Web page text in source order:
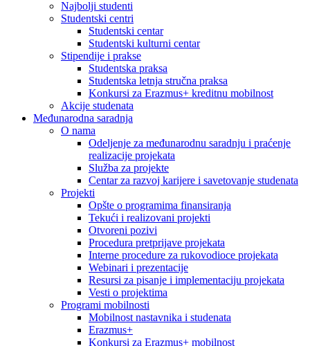
Najbolji studenti
Studentski centri
Studentski centar
Studentski kulturni centar
Stipendije i prakse
Studentska praksa
Studentska letnja stručna praksa
Konkursi za Erazmus+ kreditnu mobilnost
Akcije studenata
Međunarodna saradnja
O nama
Odeljenje za međunarodnu saradnju i praćenje
realizacije projekata
Služba za projekte
Centar za razvoj karijere i savetovanje studenata
Projekti
Opšte o programima finansiranja
Tekući i realizovani projekti
Otvoreni pozivi
Procedura pretprijave projekata
Interne procedure za rukovodioce projekata
Webinari i prezentacije
Resursi za pisanje i implementaciju projekata
Vesti o projektima
Programi mobilnosti
Mobilnost nastavnika i studenata
Erazmus+
Konkursi za Erazmus+ mobilnost